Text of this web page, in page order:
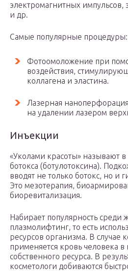
электромагнитных импульсов,
и др.
Самые популярные процедуры:
Фотоомоложение при
воздействия,
коллагена и эластина.
Лазерная
на удалении лазером
Инъекции
«Уколами красоты» называют
ботокса (ботулотоксина).
вводят не только ботокс, но и
Это мезотерапия,
биоревитализация.
Набирает популярность среди
плазмолифтинг, то есть
ресурсов организма. В случае
применяется кровь человека в
собственного ресурса. В
косметологи добиваются